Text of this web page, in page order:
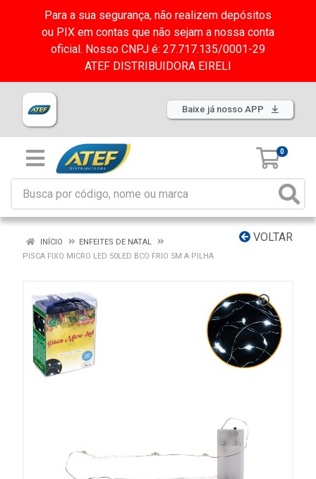
Para a sua segurança, não realizem depósitos
ou PIX em contas que não sejam a nossa conta
oficial. Nosso CNPJ é: 27.717.135/0001-29
ATEF DISTRIBUIDORA EIRELI
Baixe já nosso APP
0
VOLTAR
INÍCIO
ENFEITES DE NATAL
PISCA FIXO MICRO LED 50LED BCO FRIO 5M A PILHA